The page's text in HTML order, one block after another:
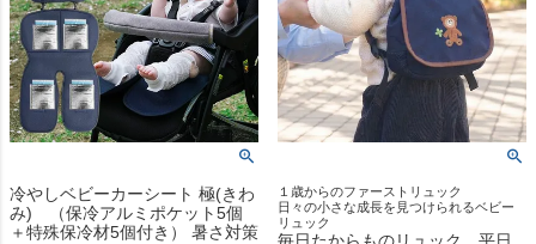
冷やしベビーカーシート 極(きわ
み) （保冷アルミポケット5個
＋特殊保冷材5個付き） 暑さ対策
１歳からのファーストリュック
日々の小さな成長を見つけられるベビー
リュック